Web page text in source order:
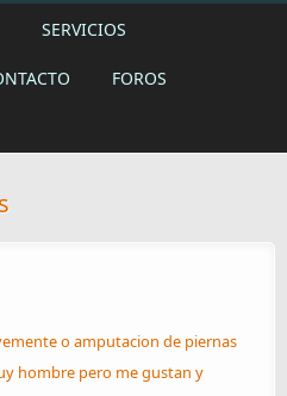
SERVICIOS
FOROS
o amputacion de piernas
hombre pero me gustan y